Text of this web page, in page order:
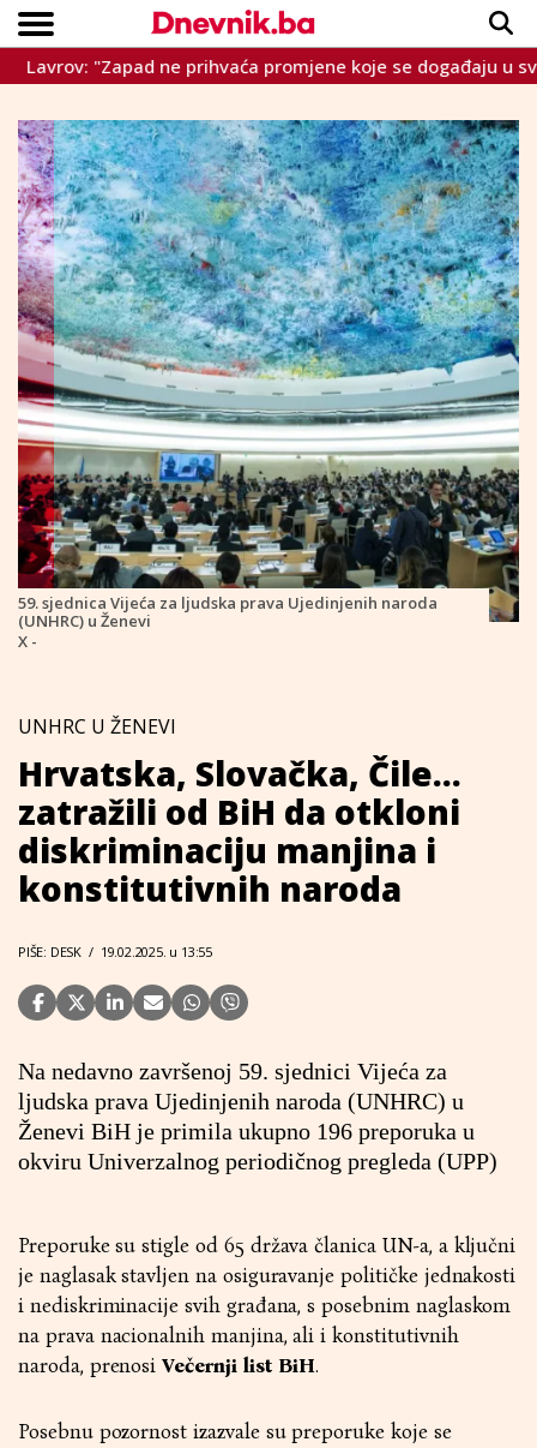
VIJESTI
SPORT
INTERVIEW
TEME
CRNA KRONIKA
LIFESTYLE
Copyright © Dnevnik.ba 2023.
ne prihvaća promjene koje se događaju u svijetu i
59. sjednica Vijeća za ljudska prava Ujedinjenih naroda
(UNHRC) u Ženevi
X -
UNHRC U ŽENEVI
Hrvatska, Slovačka, Čile...
zatražili od BiH da otkloni
diskriminaciju manjina i
konstitutivnih naroda
PIŠE: DESK / 19.02.2025. u 13:55
Na nedavno završenoj 59. sjednici Vijeća za
ljudska prava Ujedinjenih naroda (UNHRC) u
Ženevi BiH je primila ukupno 196 preporuka u
okviru Univerzalnog periodičnog pregleda (UPP)
Preporuke su stigle od 65 država članica UN-a, a ključni
je naglasak stavljen na osiguravanje političke jednakosti
i nediskriminacije svih građana, s posebnim naglaskom
na prava nacionalnih manjina, ali i konstitutivnih
naroda, prenosiVečernji list BiH.
Posebnu pozornost izazvale su preporuke koje se